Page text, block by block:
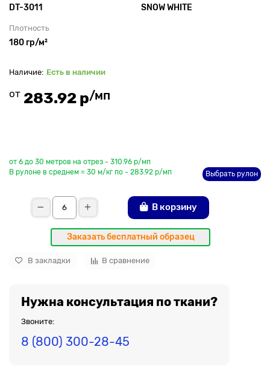
DT-3011 SNOW WHITE
Плотность
180 гр/м²
Есть в наличии
от 283.92 р/мп
от 6 до 30 метров на отрез - 310.96 р/мп
В рулоне в среднем = 30 м/кг по - 283.92 р/мп
Выбрать рулон
В корзину
Заказать бесплатный образец
В закладки В сравнение
Нужна консультация по ткани?
Звоните:
8 (800) 300-28-45